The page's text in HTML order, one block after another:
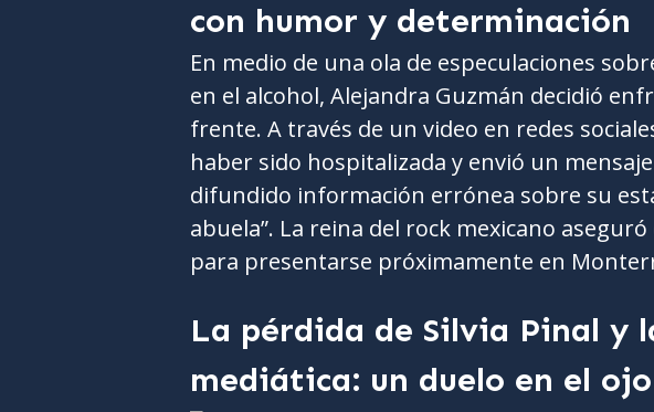
con humor y determinación
En medio de una ola de especulaciones
en el alcohol, Alejandra Guzmán decidió
frente. A través de un video en redes
haber sido hospitalizada y envió un
difundido información errónea sobre su
abuela”. La reina del rock mexicano
para presentarse próximamente en
La pérdida de Silvia Pinal y
mediática: un duelo en el